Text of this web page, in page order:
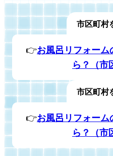
市区町村
👉お風呂リフォーム
ら？（市
市区町村
👉お風呂リフォーム
ら？（市